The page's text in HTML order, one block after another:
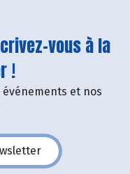
vous à la
!
et nos